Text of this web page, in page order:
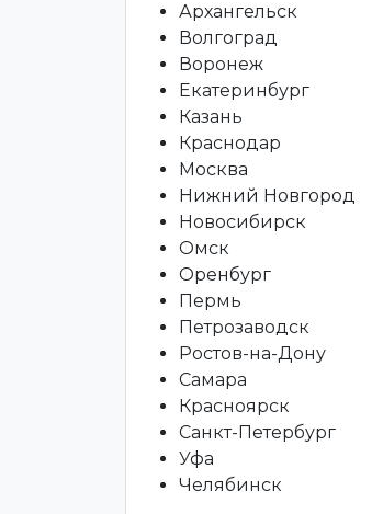
Архангельск
Волгоград
Воронеж
Екатеринбург
Казань
Краснодар
Москва
Нижний Новгород
Новосибирск
Омск
Оренбург
Пермь
Петрозаводск
Ростов-на-Дону
Самара
Красноярск
Санкт-Петербург
Уфа
Челябинск